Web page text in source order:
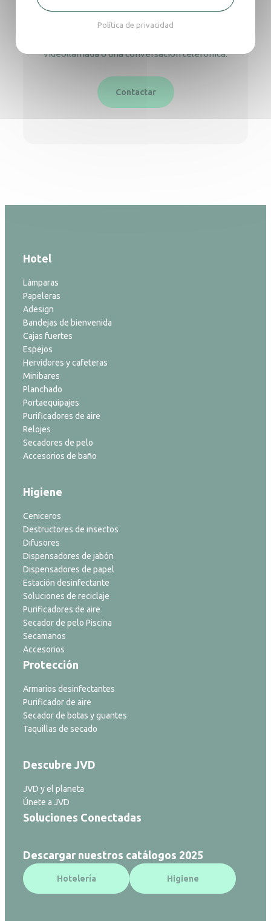
Ya sea para obtener información sobre un
producto o consejos de expertos,
videollamada o una conversación telefónica.
Contactar
Hotel
Lámparas
Papeleras
Adesign
Bandejas de bienvenida
Cajas fuertes
Espejos
Hervidores y cafeteras
Minibares
Planchado
Portaequipajes
Purificadores de aire
Relojes
Secadores de pelo
Accesorios de baño
Higiene
Ceniceros
Destructores de insectos
Difusores
Dispensadores de jabón
Dispensadores de papel
Estación desinfectante
Soluciones de reciclaje
Purificadores de aire
Secador de pelo Piscina
Secamanos
Accesorios
Protección
Armarios desinfectantes
Purificador de aire
Secador de botas y guantes
Taquillas de secado
Descubre JVD
JVD y el planeta
Únete a JVD
Soluciones Conectadas
Descargar nuestros catálogos 2025
Hotelería Higiene
Política de privacidad